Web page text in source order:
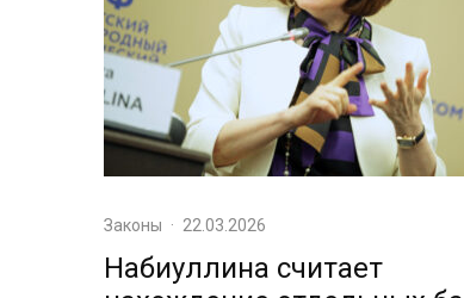
Законы · 22.03.2026
Набиуллина считает